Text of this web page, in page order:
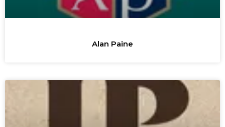
Alan Paine